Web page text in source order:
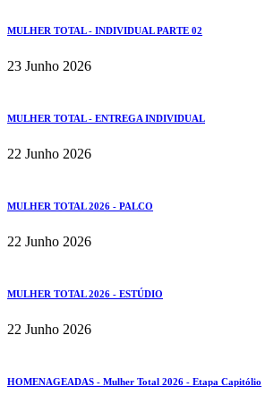
MULHER TOTAL - INDIVIDUAL PARTE 02
23 Junho 2026
MULHER TOTAL - ENTREGA INDIVIDUAL
22 Junho 2026
MULHER TOTAL 2026 - PALCO
22 Junho 2026
MULHER TOTAL 2026 - ESTÚDIO
22 Junho 2026
HOMENAGEADAS - Mulher Total 2026 - Etapa Capitólio